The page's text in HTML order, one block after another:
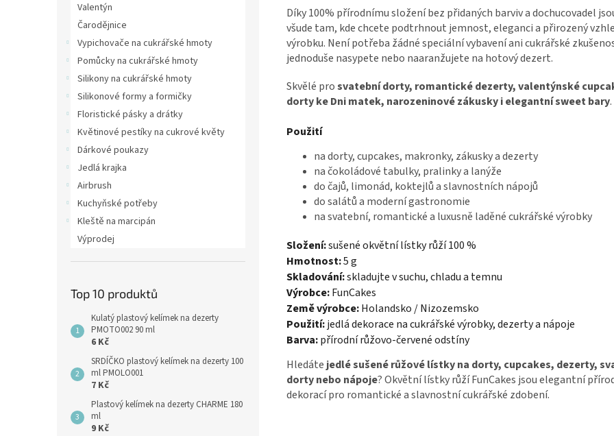
Valentýn
Čarodějnice
Vypichovače na cukrářské hmoty
Pomůcky na cukrářské hmoty
Silikony na cukrářské hmoty
Silikonové formy a formičky
Floristické pásky a drátky
Květinové pestíky na cukrové květy
Dárkové poukazy
Jedlá krajka
Airbrush
Kuchyňské potřeby
Kleště na marcipán
Výprodej
Top 10 produktů
Kulatý plastový kelímek na dezerty
PMOTO002 90 ml
6 Kč
SRDÍČKO plastový kelímek na dezerty 100
ml PMOLO001
7 Kč
Plastový kelímek na dezerty CHARME 180
ml
9 Kč
Díky 100% přírodnímu složení bez přidaných barviv a dochucovadel
všude tam, kde chcete podtrhnout jemnost, eleganci a přirozený
výrobku. Není potřeba žádné speciální vybavení ani cukrářské
jednoduše nasypete nebo naaranžujete na hotový dezert.
Skvělé prosvatební dorty, romantické dezerty, valentýnské
dorty ke Dni matek, narozeninové zákusky i elegantní sweet bary.
Použití
na dorty, cupcakes, makronky, zákusky a dezerty
na čokoládové tabulky, pralinky a lanýže
do čajů, limonád, koktejlů a slavnostních nápojů
do salátů a moderní gastronomie
na svatební, romantické a luxusně laděné cukrářské výrobky
Složení:sušené okvětní lístky růží 100 %
Hmotnost:5 g
Skladování:skladujte v suchu, chladu a temnu
Výrobce:FunCakes
Země výrobce:Holandsko / Nizozemsko
Použití:jedlá dekorace na cukrářské výrobky, dezerty a nápoje
Barva:přírodní růžovo-červené odstíny
Hledáte jedlé sušené růžové lístky na dorty, cupcakes, dezerty,
dorty nebo nápoje? Okvětní lístky růží FunCakes jsou elegantní
dekorací pro romantické a slavnostní cukrářské zdobení.